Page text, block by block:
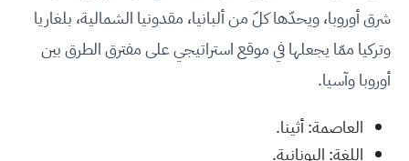
شرق أوروبا، ويحدّها كلّ من ألبانيا، مقدونيا الشمالية، بلغاريا
وتركيا ممّا يجعلها في موقع استراتيجي على مفترق الطرق بين
أوروبا وآسيا.
العاصمة: أثينا.
اللغة: اليونانية.